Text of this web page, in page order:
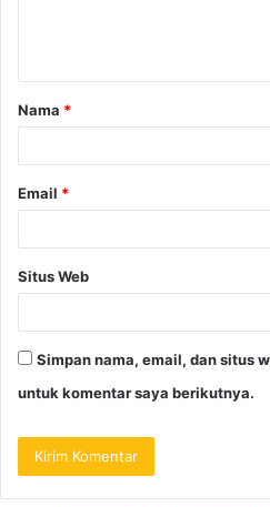
Nama *
Email *
Situs Web
Simpan nama, email, dan situs
untuk komentar saya berikutnya.